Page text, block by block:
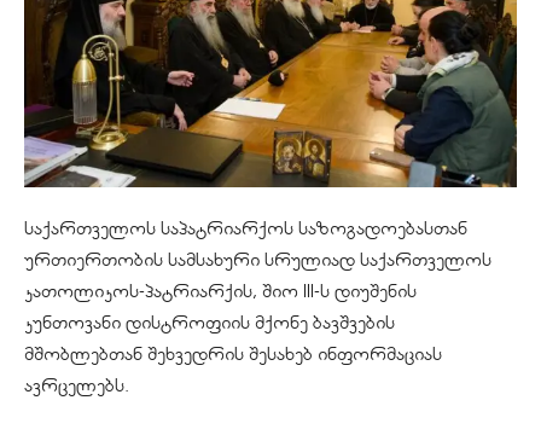
საქართველოს საპატრიარქოს საზოგადოებასთან
ურთიერთობის სამსახური სრულიად საქართველოს
კათოლიკოს-პატრიარქის, შიო III-ს დიუშენის
კუნთოვანი დისტროფიის მქონე ბავშვების
მშობლებთან შეხვედრის შესახებ ინფორმაციას
ავრცელებს.